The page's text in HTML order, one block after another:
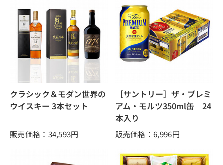
クラシック＆モダン世界の
ウイスキー 3本セット
販売価格：34,593円
［サントリー］ザ・プレミ
アム・モルツ350ml缶 24
本入り
販売価格：6,996円